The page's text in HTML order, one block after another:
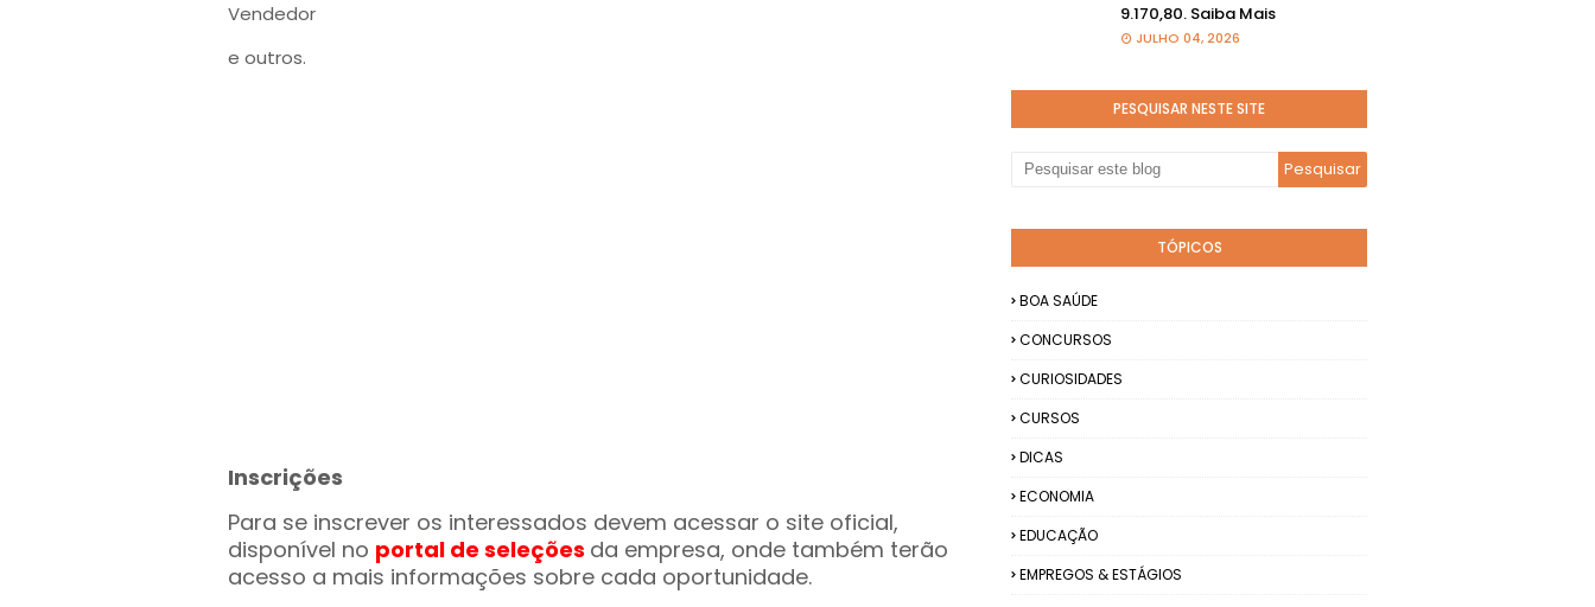
Vendedor
e outros.
Inscrições
Para se inscrever os interessados devem acessar o site oficial,
disponível no portal de seleções da empresa, onde também terão
acesso a mais informações sobre cada oportunidade.
9.170,80. Saiba Mais
JULHO 04, 2026
PESQUISAR NESTE SITE
TÓPICOS
BOA SAÚDE
CONCURSOS
CURIOSIDADES
CURSOS
DICAS
ECONOMIA
EDUCAÇÃO
EMPREGOS & ESTÁGIOS